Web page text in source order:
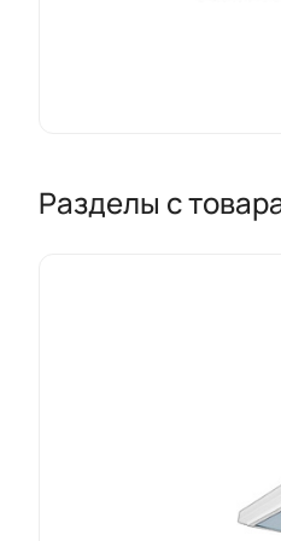
Разделы с